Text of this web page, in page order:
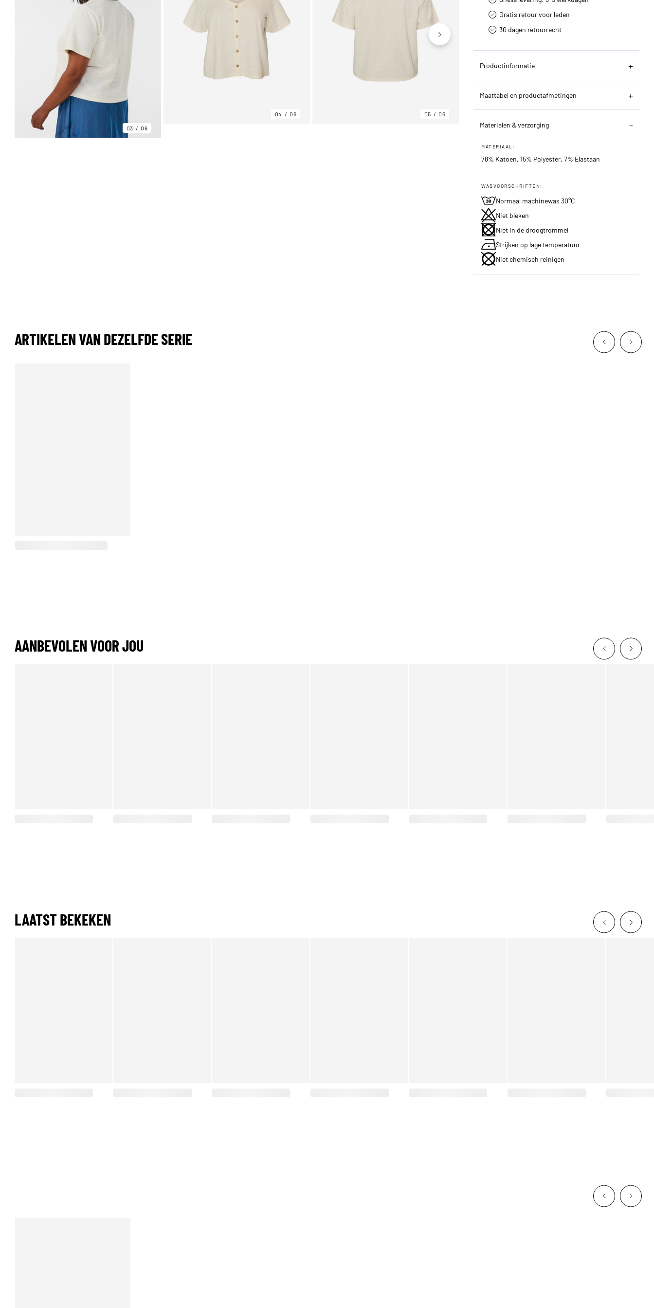
03 06
04 06 05 06
Gratis retour voor leden
30 dagen retourrecht­
Productinformatie
Maattabel en productafmetingen
Materialen & verzorging
MATERIAAL:
78% Katoen, 15% Polyester, 7% Elastaan
WASVOORSCHRIFTEN:
Normaal machinewas 30°C
Niet bleken
Niet in de droogtrommel
Strijken op lage temperatuur
Niet chemisch reinigen
ARTIKELEN VAN DEZELFDE SERIE
AANBEVOLEN VOOR JOU
LAATST BEKEKEN